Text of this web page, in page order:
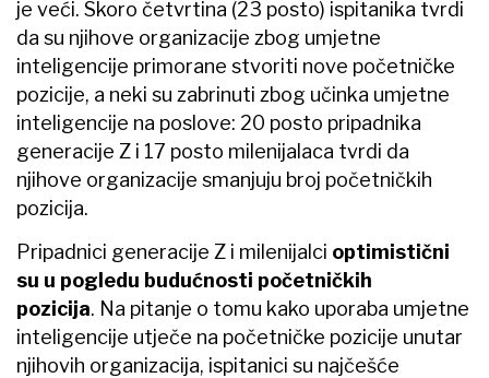
je veći. Skoro četvrtina (23 posto) ispitanika tvrdi
da su njihove organizacije zbog umjetne
inteligencije primorane stvoriti nove početničke
pozicije, a neki su zabrinuti zbog učinka umjetne
inteligencije na poslove: 20 posto pripadnika
generacije Z i 17 posto milenijalaca tvrdi da
njihove organizacije smanjuju broj početničkih
pozicija.
Pripadnici generacije Z i milenijalci optimistični
su u pogledu budućnosti početničkih
pozicija. Na pitanje o tomu kako uporaba umjetne
inteligencije utječe na početničke pozicije unutar
njihovih organizacija, ispitanici su najčešće